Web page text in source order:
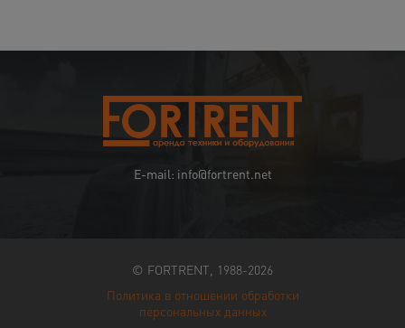
E-mail: info@fortrent.net
© FORTRENT, 1988-2026
Политика в отношении обработки
персональных данных